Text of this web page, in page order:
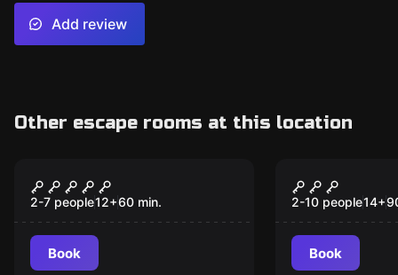
Add review
Other escape rooms at this location
Тайна красного замка
2-7 people12+60 min.
Book
Шепот
2-10 people14+
Book